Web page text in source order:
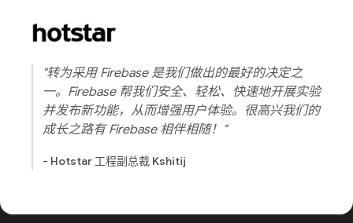
"转为采用 Firebase 是我们做出的最好的决定之
一。Firebase 帮我们安全、轻松、快速地开展实验
并发布新功能，从而增强用户体验。很高兴我们的
成长之路有 Firebase 相伴相随！"
- Hotstar 工程副总裁 Kshitij